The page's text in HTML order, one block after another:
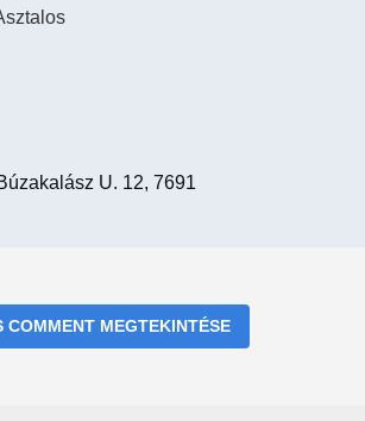
U. 12, 7691
COMMENT MEGTEKINTÉSE